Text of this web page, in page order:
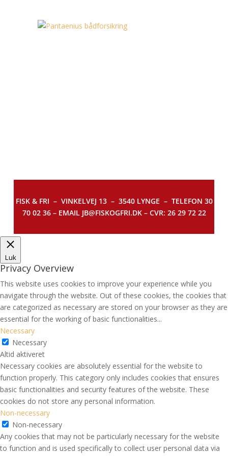
FISK & FRI – VINKELVEJ 13 – 3540 LYNGE – TELEFON 30
70 02 36 – EMAIL JB@FISKOGFRI.DK – CVR: 26 29 72 22
Luk
Privacy Overview
This website uses cookies to improve your experience while you
navigate through the website. Out of these cookies, the cookies that
are categorized as necessary are stored on your browser as they are
essential for the working of basic functionalities...
Necessary
Necessary
Altid aktiveret
Necessary cookies are absolutely essential for the website to
function properly. This category only includes cookies that ensures
basic functionalities and security features of the website. These
cookies do not store any personal information.
Non-necessary
Non-necessary
Any cookies that may not be particularly necessary for the website
to function and is used specifically to collect user personal data via